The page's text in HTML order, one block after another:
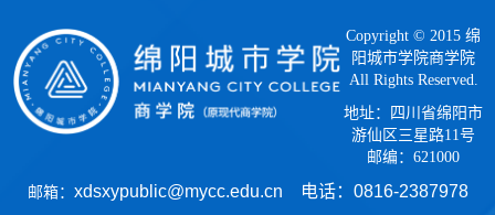
Copyright © 2015 绵
阳城市学院商学院
All Rights Reserved.
地址：四川省绵阳市
游仙区三星路11号
邮编：621000
邮箱： xdsxypublic@mycc.edu.cn 电话： 0816-2387978